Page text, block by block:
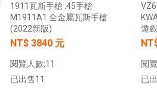
【翔準AOG】G&G CM16-BATTO
CQB 裝飾彈電動槍 M-LOK CGG-
1911瓦斯手槍 .45手槍
M1911A1 全金屬瓦斯手槍
(2022新版)
NT$ 3840 元
閱覽人數:11
已出售11
遊
閱
已